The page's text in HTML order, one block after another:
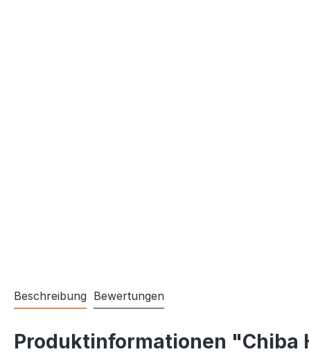
Beschreibung Bewertungen
Produktinformationen "Chiba